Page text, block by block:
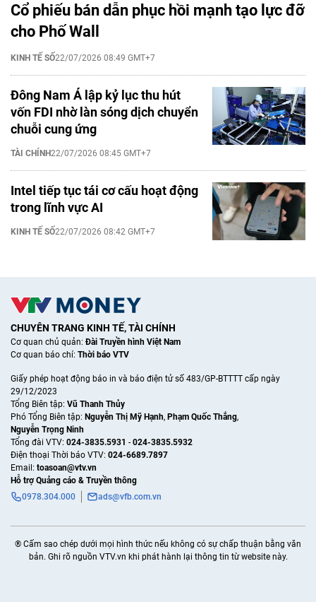
Cổ phiếu bán dẫn phục hồi mạnh tạo lực đỡ
cho Phố Wall
KINH TẾ SỐ22/07/2026 08:49 GMT+7
Đông Nam Á lập kỷ lục thu hút
vốn FDI nhờ làn sóng dịch chuyển
chuỗi cung ứng
TÀI CHÍNH22/07/2026 08:45 GMT+7
Intel tiếp tục tái cơ cấu hoạt động
trong lĩnh vực AI
KINH TẾ SỐ22/07/2026 08:42 GMT+7
CHUYÊN TRANG KINH TẾ, TÀI CHÍNH
Cơ quan chủ quản:Đài Truyền hình Việt Nam
Cơ quan báo chí: Thời báo VTV
Giấy phép hoạt động báo in và báo điện tử số 483/GP-BTTTT cấp ngày
29/12/2023
Tổng Biên tập: Vũ Thanh Thủy
Phó Tổng Biên tập: Nguyễn Thị Mỹ Hạnh, Phạm Quốc Thắng,
Nguyễn Trọng Ninh
Tổng đài VTV: 024-3835.5931 - 024-3835.5932
Ðiện thoại Thời báo VTV: 024-6689.7897
Email: toasoan@vtv.vn
Hỗ trợ Quảng cáo & Truyền thông
0978.304.000
ads@vfb.com.vn
® Cấm sao chép dưới mọi hình thức nếu không có sự chấp thuận bằng văn
bản. Ghi rõ nguồn VTV.vn khi phát hành lại thông tin từ website này.